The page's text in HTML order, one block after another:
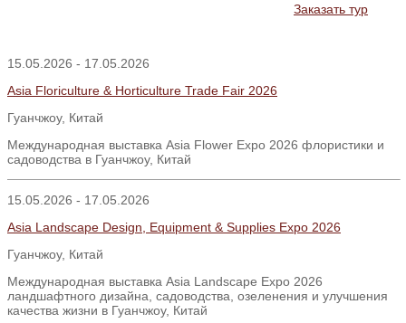
Заказать тур
15.05.2026 - 17.05.2026
Asia Floriculture & Horticulture Trade Fair 2026
Гуанчжоу, Китай
Международная выставка Asia Flower Expo 2026 флористики и
садоводства в Гуанчжоу, Китай
15.05.2026 - 17.05.2026
Asia Landscape Design, Equipment & Supplies Expo 2026
Гуанчжоу, Китай
Международная выставка Asia Landscape Expo 2026
ландшафтного дизайна, садоводства, озеленения и улучшения
качества жизни в Гуанчжоу, Китай